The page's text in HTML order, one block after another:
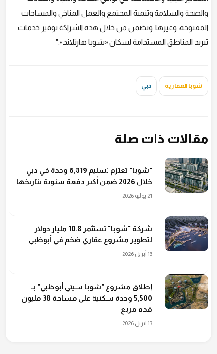
والصحة والسلامة وتنمية المجتمع والعمل المناخي والمساحات
المفتوحة، وغيرها. ونضمن من خلال هذه الشراكة توفير خدمات
تبريد المناطق المستدامة لسكان «شوبا هارتلاند»."
شوبا العقارية دبي
مقالات ذات صلة
"شوبا" تعتزم تسليم 6,819 وحدة في دبي
خلال 2026 ضمن أكبر دفعة سنوية بتاريخها
21 يوليو 2026
شركة "شوبا" تستثمر 10.8 مليار دولار
لتطوير مشروع عقاري ضخم في أبوظبي
13 أبريل 2026
إطلاق مشروع "شوبا سيتي أبوظبي" بـ
5,500 وحدة سكنية على مساحة 38 مليون
قدم مربع
13 أبريل 2026